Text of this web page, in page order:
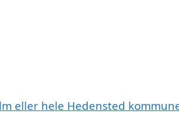
eller hele Hedensted